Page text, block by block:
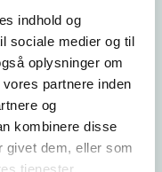
indhold og
sociale medier og til
oplysninger om
partnere inden
og
kombinere disse
givet dem, eller som
tjenester.
fortove og stier
støjsvag
et fortov
være ryddet for
og skal rundt til